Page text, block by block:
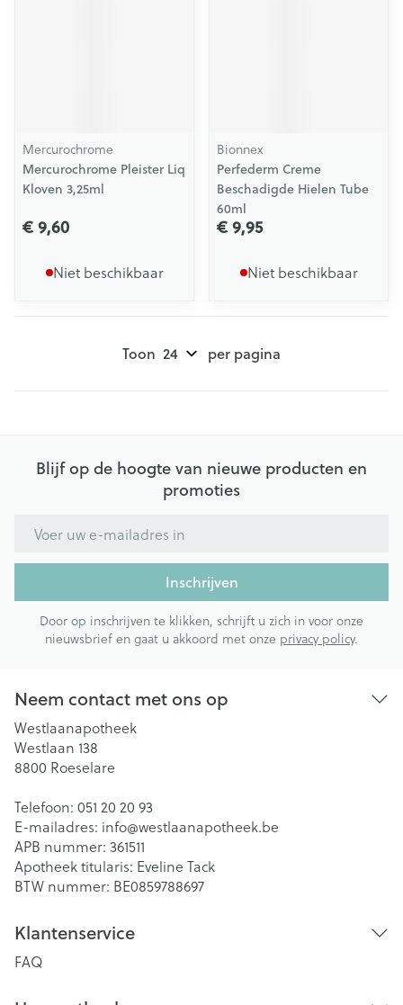
Mercurochrome
Mercurochrome Pleister Liq
Kloven 3,25ml
€ 9,60
Niet beschikbaar
Bionnex
Perfederm Creme
Beschadigde Hielen Tube
60ml
€ 9,95
Niet beschikbaar
Toon per pagina
Blijf op de hoogte van nieuwe producten en
promoties
Inschrijven
Door op inschrijven te klikken, schrijft u zich in voor onze
nieuwsbrief en gaat u akkoord met onze privacy policy.
Neem contact met ons op
Westlaanapotheek
Westlaan 138
8800 Roeselare
Telefoon: 051 20 20 93
E-mailadres: info@westlaanapotheek.be
APB nummer: 361511
Apotheek titularis: Eveline Tack
BTW nummer: BE0859788697
Klantenservice
FAQ